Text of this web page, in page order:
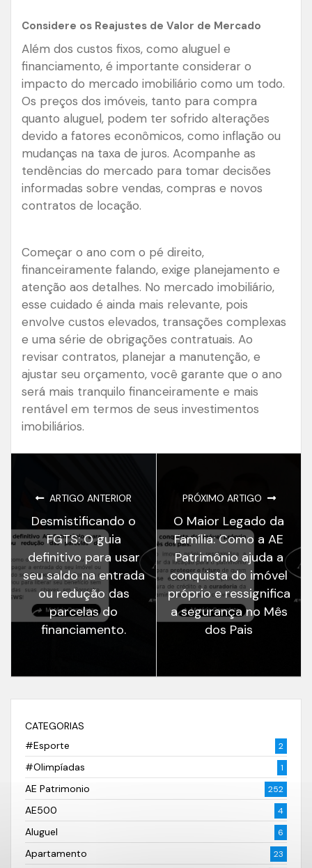
Considere os Reajustes de Valor de Mercado
Além dos custos fixos, como aluguel e
financiamento, é importante considerar o
impacto do mercado imobiliário como um todo.
Os preços dos imóveis, tanto para compra
quanto aluguel, podem ter sofrido alterações
devido a fatores econômicos, como inflação ou
mudanças na taxa de juros. Acompanhe as
tendências do mercado para tomar decisões
informadas sobre vendas, compras e novos
contratos de locação.
Começar o ano com o pé direito,
financeiramente falando, exige planejamento e
atenção aos detalhes. No mercado imobiliário,
esse cuidado é ainda mais relevante, pois
envolve custos elevados, transações complexas
e uma série de obrigações contratuais. Ao
revisar contratos, planejar a manutenção, e
ajustar seu orçamento, você garante que o ano
será mais tranquilo financeiramente e mais
rentável em termos de seus investimentos
imobiliários.
ARTIGO ANTERIOR
Desmistificando o
FGTS: O guia
definitivo para usar
seu saldo na entrada
ou redução das
parcelas do
financiamento.
PRÓXIMO ARTIGO
O Maior Legado da
Família: Como a AE
Patrimônio ajuda a
conquista do imóvel
próprio e ressignifica
a segurança no Mês
dos Pais
CATEGORIAS
#Esporte
2
#Olimpíadas 1
AE Patrimonio 252
AE500 4
Aluguel 6
Apartamento 23